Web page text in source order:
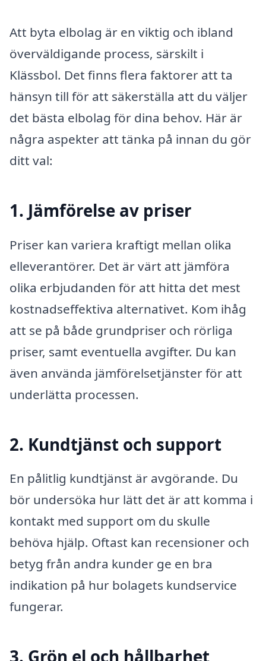
Att byta elbolag är en viktig och ibland
överväldigande process, särskilt i
Klässbol. Det finns flera faktorer att ta
hänsyn till för att säkerställa att du väljer
det bästa elbolag för dina behov. Här är
några aspekter att tänka på innan du gör
ditt val:
1. Jämförelse av priser
Priser kan variera kraftigt mellan olika
elleverantörer. Det är värt att jämföra
olika erbjudanden för att hitta det mest
kostnadseffektiva alternativet. Kom ihåg
att se på både grundpriser och rörliga
priser, samt eventuella avgifter. Du kan
även använda jämförelsetjänster för att
underlätta processen.
2. Kundtjänst och support
En pålitlig kundtjänst är avgörande. Du
bör undersöka hur lätt det är att komma i
kontakt med support om du skulle
behöva hjälp. Oftast kan recensioner och
betyg från andra kunder ge en bra
indikation på hur bolagets kundservice
fungerar.